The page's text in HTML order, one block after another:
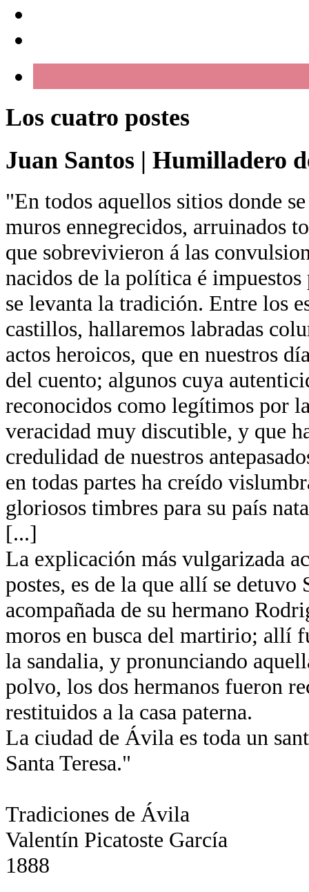
Los cuatro postes
Juan Santos | Humilladero
"En todos aquellos sitios donde
muros ennegrecidos, arruinados
que sobrevivieron á las
nacidos de la política é
se levanta la tradición. Entre los
castillos, hallaremos labradas
actos heroicos, que en nuestros
del cuento; algunos cuya
reconocidos como legítimos por
veracidad muy discutible, y que
credulidad de nuestros
en todas partes ha creído
gloriosos timbres para su país
[...]
La explicación más vulgarizada
postes, es de la que allí se detuvo
acompañada de su hermano
moros en busca del martirio; allí
la sandalia, y pronunciando
polvo, los dos hermanos fueron
restituidos a la casa paterna.
La ciudad de Ávila es toda un
Santa Teresa."
Tradiciones de Ávila
Valentín Picatoste García
1888